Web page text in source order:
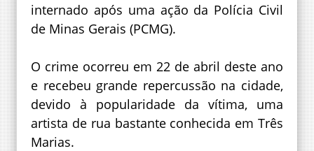
internado após uma ação da Polícia Civil
de Minas Gerais (PCMG).
O crime ocorreu em 22 de abril deste ano
e recebeu grande repercussão na cidade,
devido à popularidade da vítima, uma
artista de rua bastante conhecida em Três
Marias.